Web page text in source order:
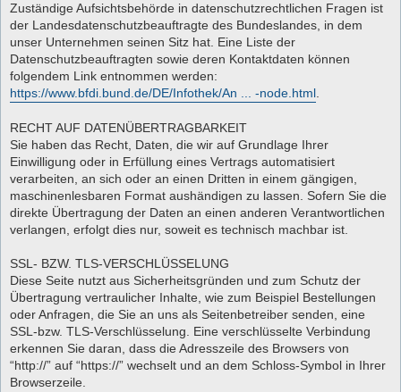
Zuständige Aufsichtsbehörde in datenschutzrechtlichen Fragen ist
der Landesdatenschutzbeauftragte des Bundeslandes, in dem
unser Unternehmen seinen Sitz hat. Eine Liste der
Datenschutzbeauftragten sowie deren Kontaktdaten können
folgendem Link entnommen werden:
https://www.bfdi.bund.de/DE/Infothek/An ... -node.html
RECHT AUF DATENÜBERTRAGBARKEIT
Sie haben das Recht, Daten, die wir auf Grundlage Ihrer
Einwilligung oder in Erfüllung eines Vertrags automatisiert
verarbeiten, an sich oder an einen Dritten in einem gängigen,
maschinenlesbaren Format aushändigen zu lassen. Sofern Sie die
direkte Übertragung der Daten an einen anderen Verantwortlichen
verlangen, erfolgt dies nur, soweit es technisch machbar ist.
SSL- BZW. TLS-VERSCHLÜSSELUNG
Diese Seite nutzt aus Sicherheitsgründen und zum Schutz der
Übertragung vertraulicher Inhalte, wie zum Beispiel Bestellungen
oder Anfragen, die Sie an uns als Seitenbetreiber senden, eine
SSL-bzw. TLS-Verschlüsselung. Eine verschlüsselte Verbindung
erkennen Sie daran, dass die Adresszeile des Browsers von
“http://” auf “https://” wechselt und an dem Schloss-Symbol in Ihrer
Browserzeile.